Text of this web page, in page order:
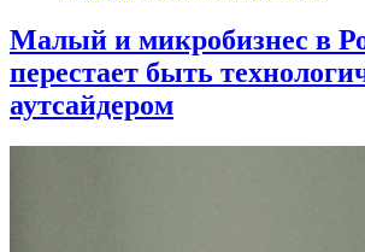
Малый и микробизнес в
перестает быть
аутсайдером